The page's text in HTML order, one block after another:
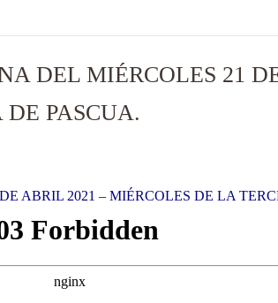
DEL MIÉRCOLES 21
PASCUA.
ABRIL 2021 – MIÉRCOLES DE LA